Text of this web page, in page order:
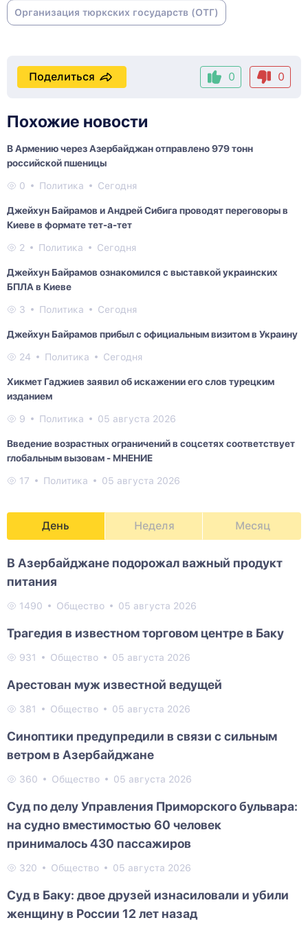
Организация тюркских государств (ОТГ)
0 0
Поделиться
Похожие новости
В Армению через Азербайджан отправлено 979 тонн
российской пшеницы
0 Политика Сегодня
Джейхун Байрамов и Андрей Сибига проводят переговоры в
Киеве в формате тет-а-тет
2 Политика Сегодня
Джейхун Байрамов ознакомился с выставкой украинских
БПЛА в Киеве
3 Политика Сегодня
Джейхун Байрамов прибыл с официальным визитом в Украину
24 Политика Сегодня
Хикмет Гаджиев заявил об искажении его слов турецким
изданием
9 Политика 05 августа 2026
Введение возрастных ограничений в соцсетях соответствует
глобальным вызовам - МНЕНИЕ
17 Политика 05 августа 2026
День Неделя Месяц
В Азербайджане подорожал важный продукт
питания
1490 Общество 05 августа 2026
Трагедия в известном торговом центре в Баку
931 Общество 05 августа 2026
Арестован муж известной ведущей
381 Общество 05 августа 2026
Синоптики предупредили в связи с сильным
ветром в Азербайджане
360 Общество 05 августа 2026
Суд по делу Управления Приморского бульвара:
на судно вместимостью 60 человек
принималось 430 пассажиров
320 Общество 05 августа 2026
Суд в Баку: двое друзей изнасиловали и убили
женщину в России 12 лет назад